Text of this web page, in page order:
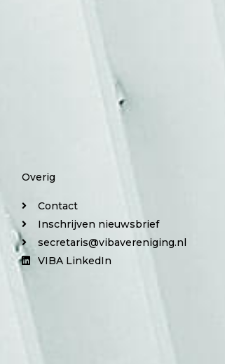
Overig
Contact
Inschrijven nieuwsbrief
secretaris@vibavereniging.nl
VIBA LinkedIn